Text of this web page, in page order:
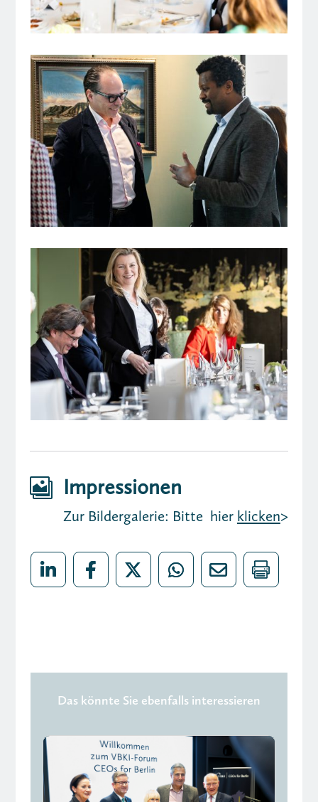
 Impressionen
Zur Bildergalerie: Bitte hier klicken>
Das könnte Sie ebenfalls interessieren